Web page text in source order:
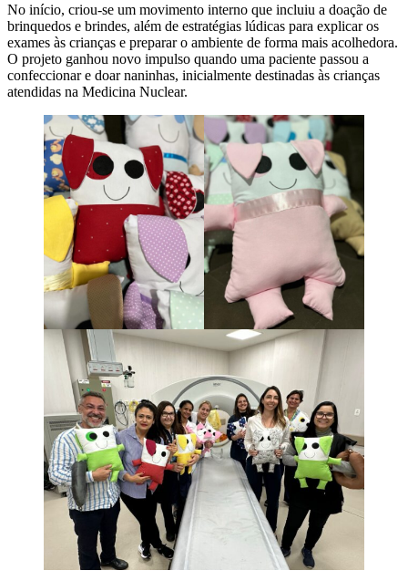
No início, criou-se um movimento interno que incluiu a doação de
brinquedos e brindes, além de estratégias lúdicas para explicar os
exames às crianças e preparar o ambiente de forma mais acolhedora.
O projeto ganhou novo impulso quando uma paciente passou a
confeccionar e doar naninhas, inicialmente destinadas às crianças
atendidas na Medicina Nuclear.